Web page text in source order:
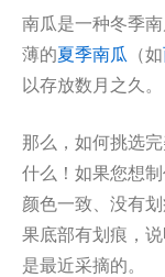
南瓜是一种冬季
薄的夏季南瓜 （如
以存放数月之久。
那么，如何挑选
什么！如果您想
颜色一致、没有
果底部有划痕，
是最近采摘的。